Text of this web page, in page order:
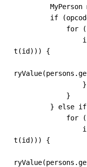
MyPerson
if (opcode
for (int id :
if
t(id))) {
valueSum
}
}
} else if
for (int id :
if
t(id))) {
valueSum